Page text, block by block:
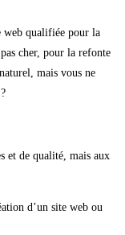
web qualifiée pour la
cher, pour la refonte
mais vous ne
et de qualité, mais aux
d’un site web ou